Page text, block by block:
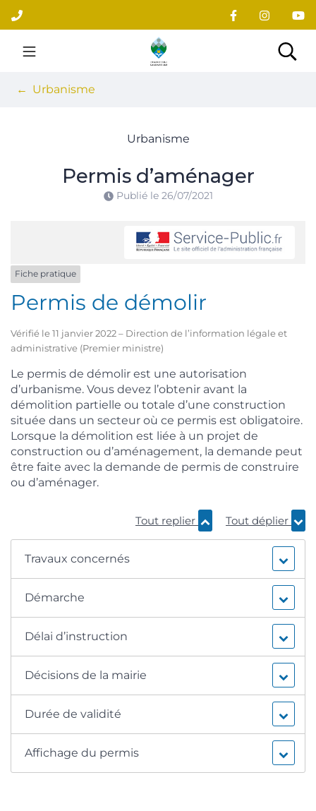
Aller
au
contenu
Site officiel du village
Urbanisme
Urbanisme
Permis d’aménager
Publié le 26/07/2021
Fiche pratique
Permis de démolir
Vérifié le 11 janvier 2022 – Direction de l’information légale et
administrative (Premier ministre)
Le permis de démolir est une autorisation
d’urbanisme. Vous devez l’obtenir avant la
démolition partielle ou totale d’une construction
située dans un secteur où ce permis est obligatoire.
Lorsque la démolition est liée à un projet de
construction ou d’aménagement, la demande peut
être faite avec la demande de permis de construire
ou d’aménager.
Tout replier Tout déplier
Travaux concernés
Démarche
Délai d’instruction
Décisions de la mairie
Durée de validité
Affichage du permis